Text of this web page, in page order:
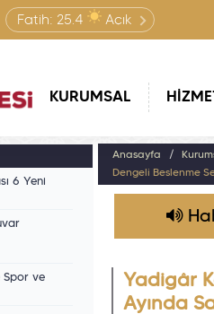
Fatih: 25.4 Açık
KURUMSAL
6 Yeni
Spor ve
Anasayfa
Dengeli Beslenme
Yadigâr
Ayında